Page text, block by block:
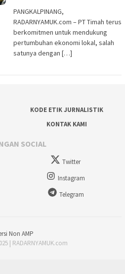
PANGKALPINANG,
RADARNYAMUK.com – PT Timah terus
berkomitmen untuk mendukung
pertumbuhan ekonomi lokal, salah
satunya dengan […]
KODE ETIK JURNALISTIK
KONTAK KAMI
SOCIAL
Twitter
Instagram
Telegram
Non AMP
| RADARNYAMUK.com